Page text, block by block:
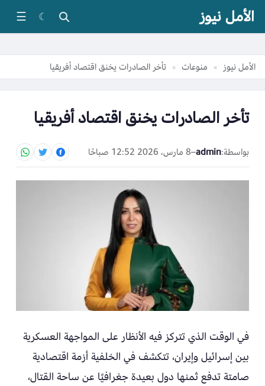
الأمل نيوز ☾
☰
الأمل نيوز » منوعات » تأخر الصادرات يخنق اقتصاد أفريقيا
تأخر الصادرات يخنق اقتصاد أفريقيا
بواسطة:admin
–8 مارس، 2026 12:52 صباحًا
في الوقت الذي تتركز فيه الأنظار على المواجهة العسكرية
بين إسرائيل وإيران، تتكشف في الخلفية أزمة اقتصادية
صامتة تدفع ثمنها دول بعيدة جغرافيًا عن ساحة القتال،